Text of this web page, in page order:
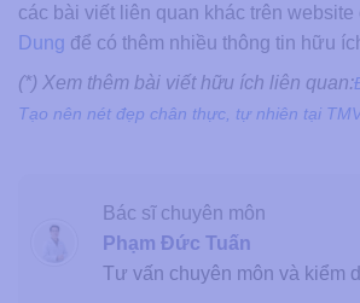
các bài viết liên quan khác trên website
Dung để có thêm nhiều thông tin hữu
(*) Xem thêm bài viết hữu ích liên quan:
Tạo nên nét đẹp chân thực, tự nhiên tại
Bác sĩ chuyên môn
Phạm Đức Tuấn
Tư vấn chuyên môn và kiểm